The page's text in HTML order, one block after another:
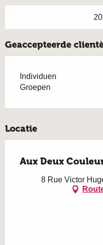
Geaccepteerde
Individuen
Groepen
Locatie
Aux Deux
8 Rue Victor